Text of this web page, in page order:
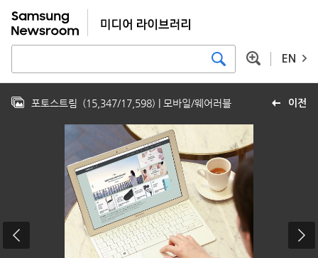
EN
이전
포토스트림 (15,347/17,598) | 모바일/웨어러블